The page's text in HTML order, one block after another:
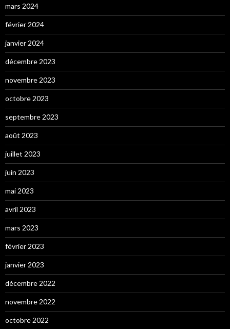
mars 2024
février 2024
janvier 2024
décembre 2023
novembre 2023
octobre 2023
septembre 2023
août 2023
juillet 2023
juin 2023
mai 2023
avril 2023
mars 2023
février 2023
janvier 2023
décembre 2022
novembre 2022
octobre 2022